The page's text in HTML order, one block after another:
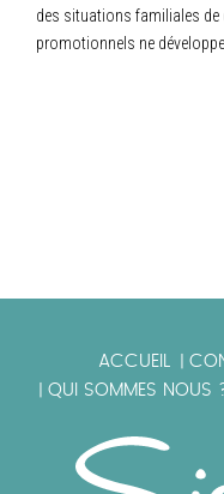
des situations familiales de
promotionnels ne
ACCUEIL
QUI SOMMES NOUS